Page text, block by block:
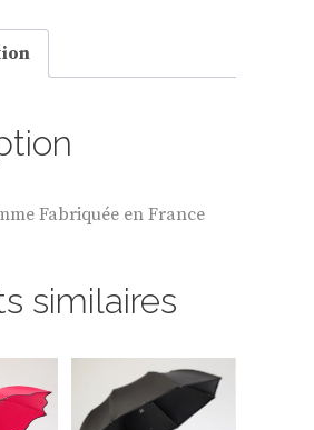
Fabriquée en France
similaires